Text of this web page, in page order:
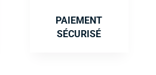
PAIEMENT
SÉCURISÉ